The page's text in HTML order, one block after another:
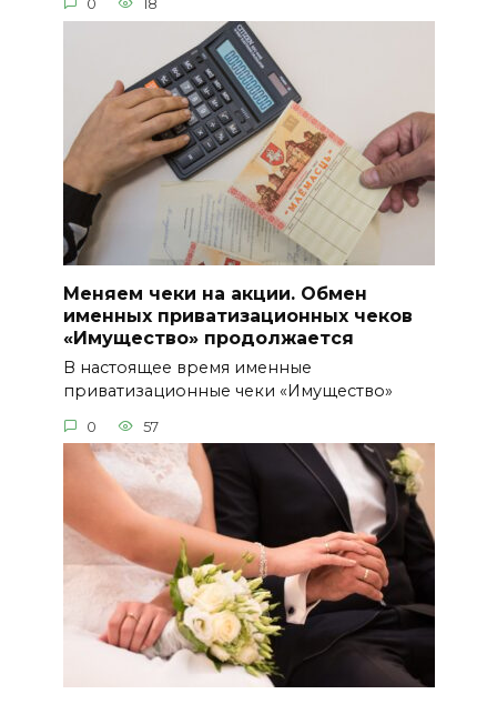
0 18
Меняем чеки на акции. Обмен
именных приватизационных чеков
«Имущество» продолжается
В настоящее время именные
приватизационные чеки «Имущество»
0 57